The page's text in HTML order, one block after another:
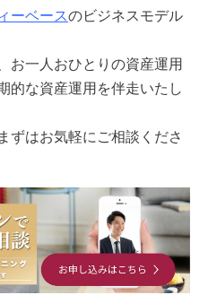
ーベースのビジネスモデル
お一人おひとりの資産運用
的な資産運用を伴走いたし
ずはお気軽にご相談くださ